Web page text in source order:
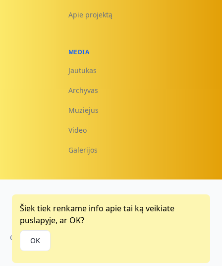
Šiek tiek renkame info apie tai ką veikiate
puslapyje, ar OK?
OK
Apie projektą
MEDIA
Jautukas
Archyvas
Muziejus
Video
Galerijos
FacebookInstagramYoutube
Copyright © 2015 - 2026